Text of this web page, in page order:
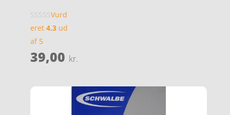
Vurd
eret 4.3ud
af 5
39,00 kr.